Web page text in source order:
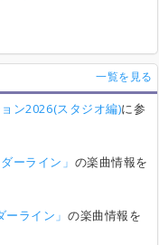
一覧を見る
ン2026(スタジオ編)に参
ーライン」 の楽曲情報を
ーライン」の楽曲情報を